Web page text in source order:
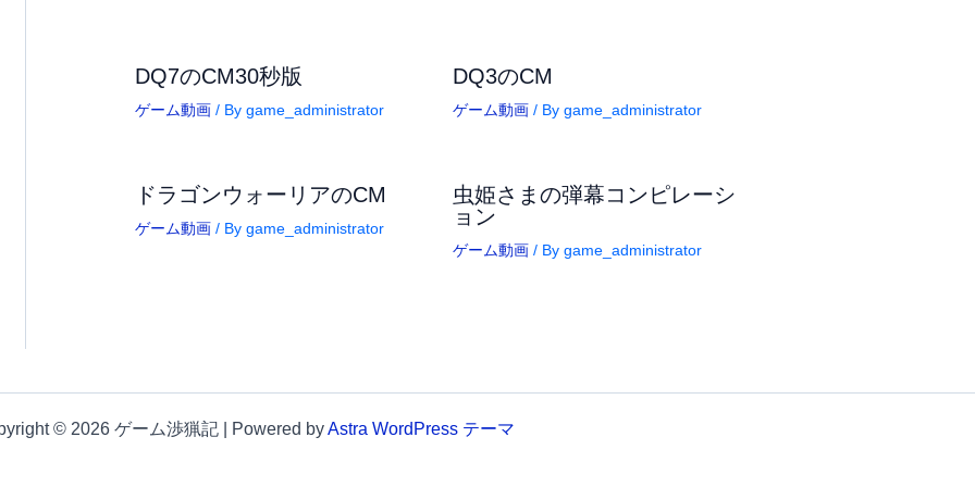
DQ7のCM30秒版
ゲーム動画 / By game_administrator
DQ3のCM
ゲーム動画 / By game_administrator
ドラゴンウォーリアのCM
ゲーム動画 / By game_administrator
虫姫さまの弾幕コンピレーシ
ョン
ゲーム動画 / By game_administrator
© 2026 ゲーム渉猟記 | Powered byAstra WordPress テーマ